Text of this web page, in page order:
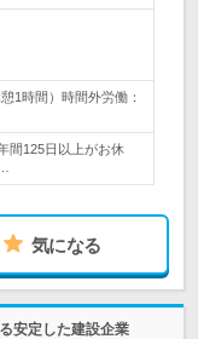
1時間）時間外労働：
間125日以上がお休
気になる
安定した建設企業